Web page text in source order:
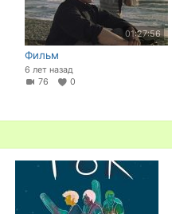
01:27:56
Фильм
6 лет назад
76
0